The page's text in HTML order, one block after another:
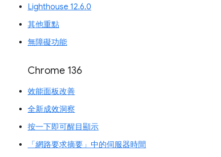
Lighthouse 12.6.0
其他重點
無障礙功能
Chrome 136
效能面板改善
全新成效洞察
按一下即可醒目顯示
「網路要求摘要」中的伺服器時間